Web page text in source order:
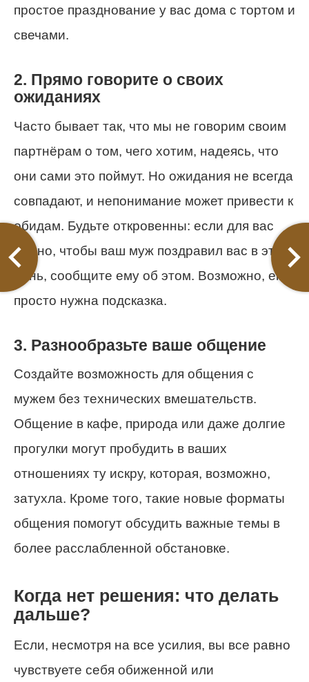
простое празднование у вас дома с тортом и
свечами.
2. Прямо говорите о своих
ожиданиях
Часто бывает так, что мы не говорим своим
партнёрам о том, чего хотим, надеясь, что
они сами это поймут. Но ожидания не всегда
совпадают, и непонимание может привести к
обидам. Будьте откровенны: если для вас
важно, чтобы ваш муж поздравил вас в этот
день, сообщите ему об этом. Возможно, ему
просто нужна подсказка.
3. Разнообразьте ваше общение
Создайте возможность для общения с
мужем без технических вмешательств.
Общение в кафе, природа или даже долгие
прогулки могут пробудить в ваших
отношениях ту искру, которая, возможно,
затухла. Кроме того, такие новые форматы
общения помогут обсудить важные темы в
более расслабленной обстановке.
Когда нет решения: что делать
дальше?
Если, несмотря на все усилия, вы все равно
чувствуете себя обиженной или